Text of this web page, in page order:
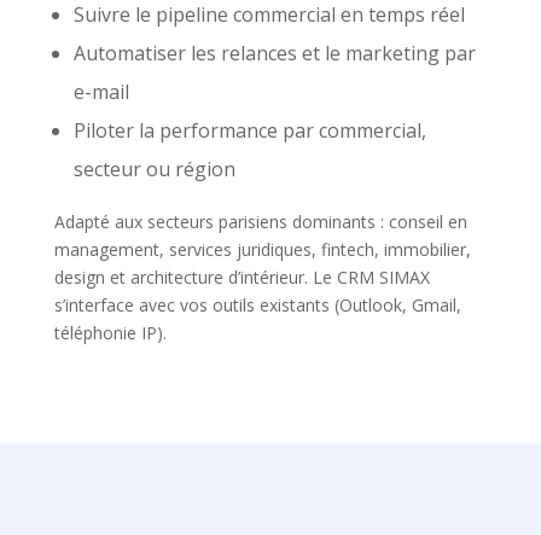
Suivre le pipeline commercial en temps réel
Automatiser les relances et le marketing par
e-mail
Piloter la performance par commercial,
secteur ou région
Adapté aux secteurs parisiens dominants : conseil en
management, services juridiques, fintech, immobilier,
design et architecture d’intérieur. Le CRM SIMAX
s’interface avec vos outils existants (Outlook, Gmail,
téléphonie IP).